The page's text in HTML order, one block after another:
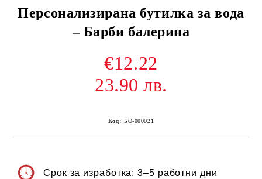
Персонализирана бутилка за вода
– Барби балерина
€12.22
23.90 лв.
Код: БО-000021
Срок за изработка: 3–5 работни дни